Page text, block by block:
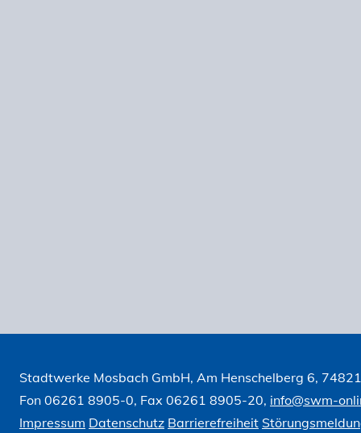
Stadtwerke Mosbach GmbH, Am Henschelberg 6,
Fon 06261 8905-0, Fax 06261 8905-20, info@swm-
Impressum Datenschutz Barrierefreiheit